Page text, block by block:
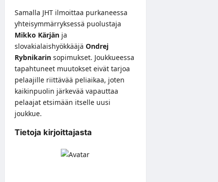
Samalla JHT ilmoittaa purkaneessa
yhteisymmärryksessä puolustaja
Mikko Kärjän ja
slovakialaishyökkääjä Ondrej
Rybnikarin sopimukset. Joukkueessa
tapahtuneet muutokset eivät tarjoa
pelaajille riittävää peliaikaa, joten
kaikinpuolin järkevää vapauttaa
pelaajat etsimään itselle uusi
joukkue.
Tietoja kirjoittajasta